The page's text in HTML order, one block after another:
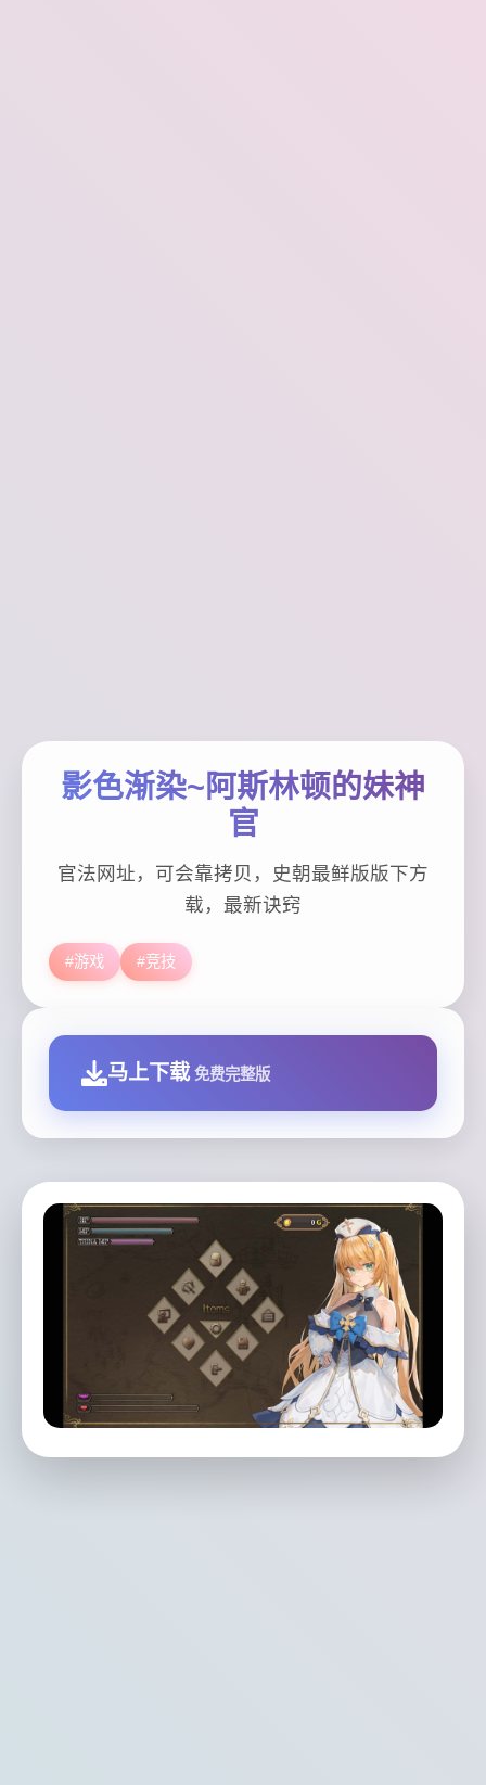
影色渐染~阿斯林顿的妹神
官
官法网址，可会靠拷贝，史朝最鲜版版下方
载，最新诀窍
#游戏 #竞技
马上下载 免费完整版